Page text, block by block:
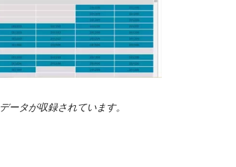
ータが収録されています。